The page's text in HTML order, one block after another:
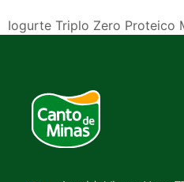
Iogurte Triplo Zero Proteico